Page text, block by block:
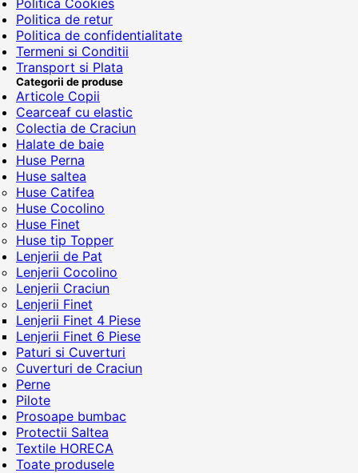
Politica Cookies
Politica de retur
Politica de confidentialitate
Termeni si Conditii
Transport si Plata
Categorii de produse
Articole Copii
Cearceaf cu elastic
Colectia de Craciun
Halate de baie
Huse Perna
Huse saltea
Huse Catifea
Huse Cocolino
Huse Finet
Huse tip Topper
Lenjerii de Pat
Lenjerii Cocolino
Lenjerii Craciun
Lenjerii Finet
Lenjerii Finet 4 Piese
Lenjerii Finet 6 Piese
Paturi si Cuverturi
Cuverturi de Craciun
Perne
Pilote
Prosoape bumbac
Protectii Saltea
Textile HORECA
Toate produsele